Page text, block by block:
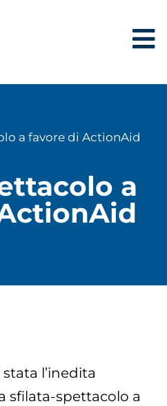
a favore di ActionAid
a
l’inedita
sfilata-spettacolo a